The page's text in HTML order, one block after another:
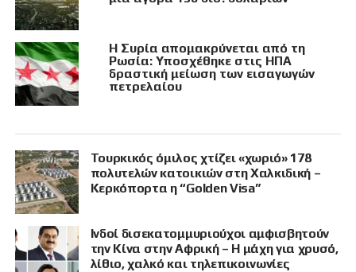
Η Συρία απομακρύνεται από τη
Ρωσία: Υποσχέθηκε στις ΗΠΑ
δραστική μείωση των εισαγωγών
πετρελαίου
Τουρκικός όμιλος χτίζει «χωριό» 178
πολυτελών κατοικιών στη Χαλκιδική –
Κερκόπορτα η “Golden Visa”
Ινδοί δισεκατομμυριούχοι αμφισβητούν
την Κίνα στην Αφρική – Η μάχη για χρυσό,
λίθιο, χαλκό και τηλεπικοινωνίες